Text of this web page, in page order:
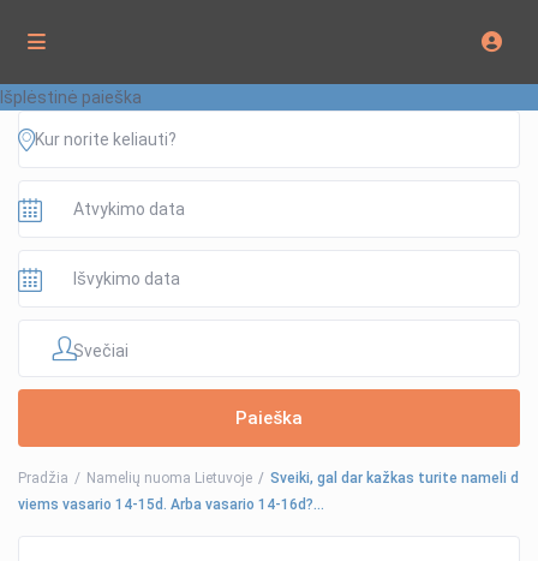
Išplėstinė paieška
Svečiai
Pradžia Namelių nuoma Lietuvoje
Sveiki, gal dar kažkas turite nameli d
viems vasario 14-15d. Arba vasario 14-16d?…